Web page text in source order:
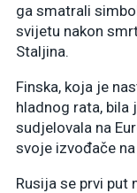
ga smatrali
svijetu nakon
Staljina.
Finska, koja je
hladnog rata,
sudjelovala na
svoje izvođače
Rusija se prvi put